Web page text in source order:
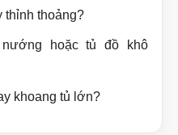
thỉnh thoảng?
hoặc tủ đồ khô
khoang tủ lớn?